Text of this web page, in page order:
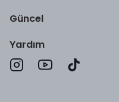
Güncel
Yardım